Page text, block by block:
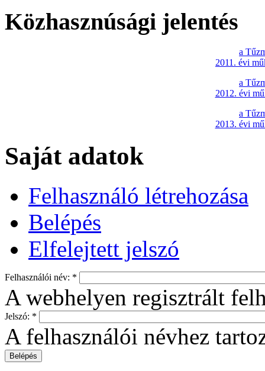
Közhasznúsági jelentés
a
2011. évi
a
2012. évi
a
2013. évi
Saját adatok
Felhasználó létrehozása
Belépés
Elfelejtett jelszó
Felhasználói név: *
A webhelyen regisztrált
Jelszó: *
A felhasználói névhez